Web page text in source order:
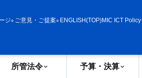
ジ ご意見・ご提案 ENGLISH(TOP)MIC ICT Policy
所管法令 予算・決算